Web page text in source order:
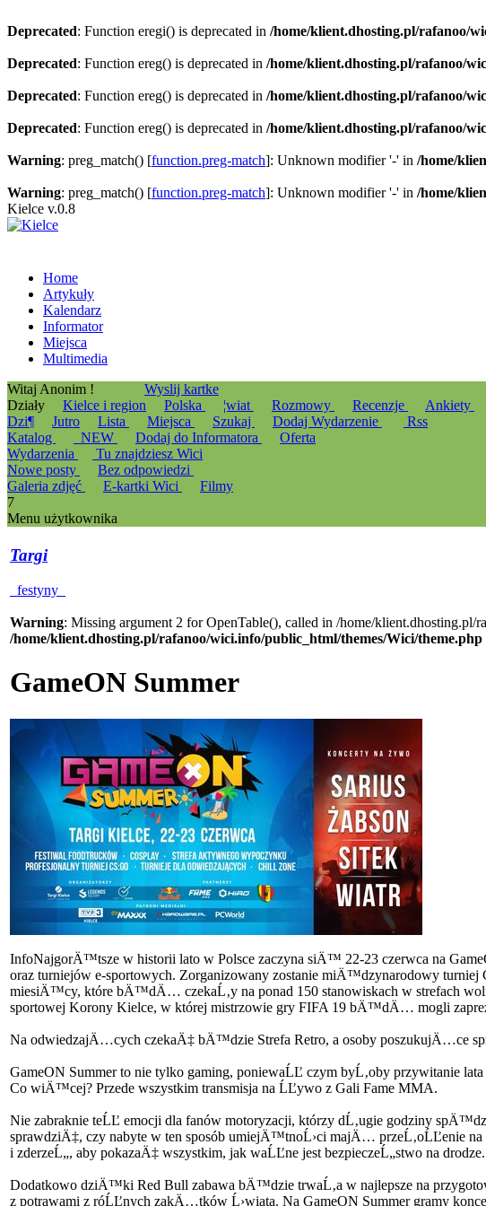
Deprecated: Function eregi() is deprecated in /home/klient.dhosting.pl/rafanoo/
Deprecated: Function ereg() is deprecated in /home/klient.dhosting.pl/rafanoo/
Deprecated: Function ereg() is deprecated in /home/klient.dhosting.pl/rafanoo/
Deprecated: Function ereg() is deprecated in /home/klient.dhosting.pl/rafanoo/
Warning: preg_match() [function.preg-match]: Unknown modifier '-' in /home/
Warning: preg_match() [function.preg-match]: Unknown modifier '-' in /home/
Kielce v.0.8
Home
Artykuły
Kalendarz
Informator
Miejsca
Multimedia
Witaj Anonim !
Wyslij kartke
Działy
Kielce i region Polska ¦wiat Rozmowy Recenzje Ankiety
Dzi¶
Jutro Lista Miejsca Szukaj Dodaj Wydarzenie
Rss
Katalog
_NEW Dodaj do Informatora
Oferta
Wydarzenia
Tu znajdziesz Wici
Nowe posty
Bez odpowiedzi
Galeria zdjęć
E-kartki Wici
Filmy
7
Menu użytkownika
Targi
festyny
Warning: Missing argument 2 for OpenTable(), called in /home/
/home/klient.dhosting.pl/rafanoo/wici.info/public_html/themes/Wici/theme.php
GameON Summer
InfoNajgorÄ™tsze w historii lato w Polsce zaczyna siÄ™ 22-23 czerwca na
oraz turniejów e-sportowych. Zorganizowany zostanie miÄ™dzynarodowy
miesiÄ™cy, które bÄ™dÄ… czekaĹ‚y na ponad 150 stanowiskach w strefach
sportowej Korony Kielce, w której mistrzowie gry FIFA 19 bÄ™dÄ… mogli
Na odwiedzajÄ…cych czekaÄ‡ bÄ™dzie Strefa Retro, a osoby poszukujÄ…ce
GameON Summer to nie tylko gaming, poniewaĹĽ czym byĹ‚oby przywitanie
Co wiÄ™cej? Przede wszystkim transmisja na ĹĽywo z Gali Fame MMA.
Nie zabraknie teĹĽ emocji dla fanów motoryzacji, którzy dĹ‚ugie godziny
sprawdziÄ‡, czy nabyte w ten sposób umiejÄ™tnoĹ›ci majÄ… przeĹ‚oĹĽenie
i zderzeĹ„, aby pokazaÄ‡ wszystkim, jak waĹĽne jest bezpieczeĹ„stwo na
Dodatkowo dziÄ™ki Red Bull zabawa bÄ™dzie trwaĹ‚a w najlepsze na
z potrawami z róĹĽnych zakÄ…tków Ĺ›wiata. Na GameON Summer gramy